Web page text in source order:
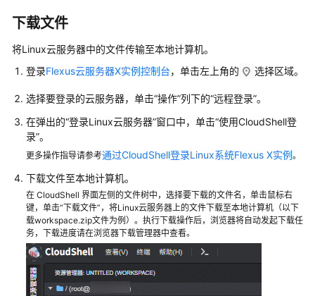
件
使
用
在
本
Windows
统
与
Windows
服
务
器
间
传
下载文件
将Linux云服务器中的文件传输至本地计算机。
登录Flexus云服务器X实例控制台，单击左上角的 选择区域。
选择要登录的云服务器，单击“操作”列下的“远程登录”。
在弹出的“登录Linux云服务器”窗口中，单击“使用CloudShell登
录”。
更多操作指导请参考通过CloudShell登录Linux系统Flexus X实例。
下载文件至本地计算机。
在 CloudShell 界面左侧的文件树中，选择要下载的文件名，单击鼠标右
键，单击“下载文件”，将Linux云服务器上的文件下载至本地计算机（以下
载workspace.zip文件为例）。执行下载操作后，浏览器将自动发起下载任
务，下载进度请在浏览器下载管理器中查看。